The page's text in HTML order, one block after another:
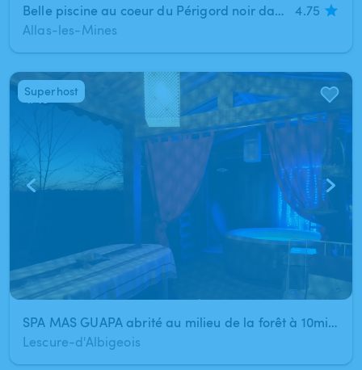
Belle piscine au coeur du Périgord noir dans un écrin de verdure
4.75
Allas-les-Mines
1/13
SPA MAS GUAPA abrité au milieu de la forêt à 10min d'ALBI !
Lescure-d'Albigeois
Superhost